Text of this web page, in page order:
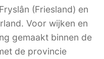
(Friesland) en
Voor wijken en
gemaakt binnen de
de provincie